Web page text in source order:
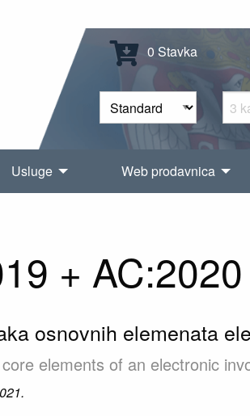
0 Stavka
Usluge Web prodavnica
+ AC:2020
osnovnih elemenata
elements of an electronic